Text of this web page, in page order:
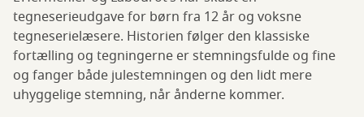
tegneserieudgave for børn fra 12 år og voksne
tegneserielæsere. Historien følger den klassiske
fortælling og tegningerne er stemningsfulde og fine
og fanger både julestemningen og den lidt mere
uhyggelige stemning, når ånderne kommer.